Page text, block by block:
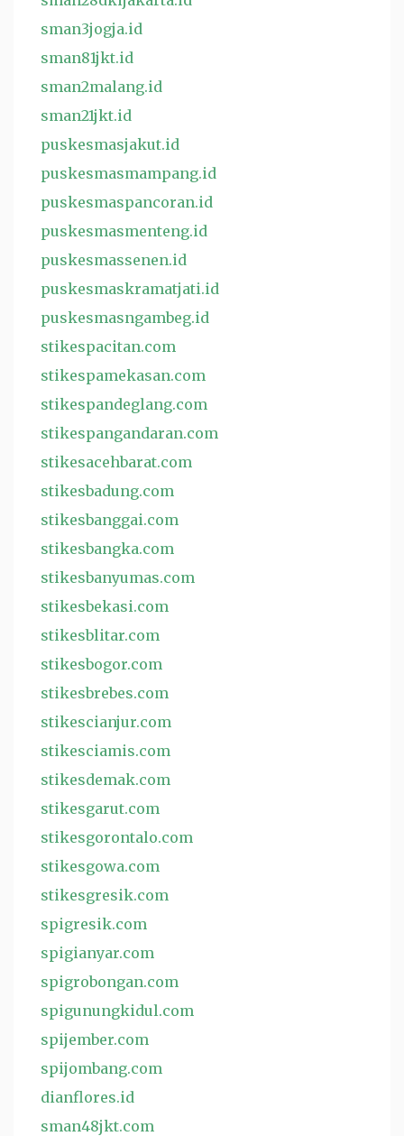
sman3jogja.id
sman81jkt.id
sman2malang.id
sman21jkt.id
puskesmasjakut.id
puskesmasmampang.id
puskesmaspancoran.id
puskesmasmenteng.id
puskesmassenen.id
puskesmaskramatjati.id
puskesmasngambeg.id
stikespacitan.com
stikespamekasan.com
stikespandeglang.com
stikespangandaran.com
stikesacehbarat.com
stikesbadung.com
stikesbanggai.com
stikesbangka.com
stikesbanyumas.com
stikesbekasi.com
stikesblitar.com
stikesbogor.com
stikesbrebes.com
stikescianjur.com
stikesciamis.com
stikesdemak.com
stikesgarut.com
stikesgorontalo.com
stikesgowa.com
stikesgresik.com
spigresik.com
spigianyar.com
spigrobongan.com
spigunungkidul.com
spijember.com
spijombang.com
dianflores.id
sman48jkt.com